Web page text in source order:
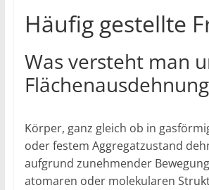
Häufig gestellte
Was versteht man
Körper, ganz gleich ob in
oder festem Aggregatzustand
aufgrund zunehmender
atomaren oder molekularen